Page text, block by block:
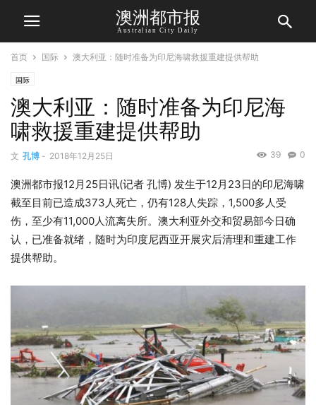
澳洲都市报
Australian City Daily
首页 国际 澳大利亚：随时准备为印尼海啸救援重建提供帮助
国际
澳大利亚：随时准备为印尼海
啸救援重建提供帮助
文 孔博 - 2018年12月25日 0
39
澳洲都市报12月25日讯(记者 孔博) 发生于12月23日的印尼海啸
截至目前已造成373人死亡，仍有128人失踪，1,500多人受
伤，至少有11,000人流离失所。澳大利亚外交和贸易部今日确
认，已准备就绪，随时为印度尼西亚开展灾后清理和重建工作
提供帮助。